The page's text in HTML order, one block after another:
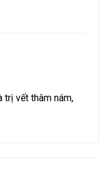
trị vết thâm nám,